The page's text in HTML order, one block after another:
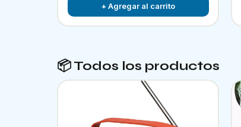
+ Agregar al carrito
📦 Todos los productos